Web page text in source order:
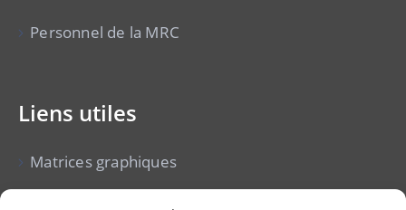
Personnel de la MRC
Liens utiles
Matrices graphiques